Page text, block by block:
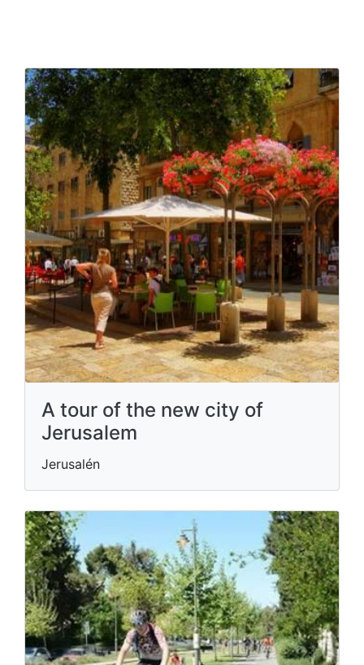
A tour of the new city of
Jerusalem
Jerusalén